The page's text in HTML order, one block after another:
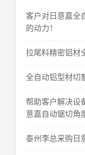
客户对日意嘉全
的动力！
拉尾料精密铝材
全自动铝型材切
帮助客户解决设
意嘉自动锯切角
泰州李总采购日